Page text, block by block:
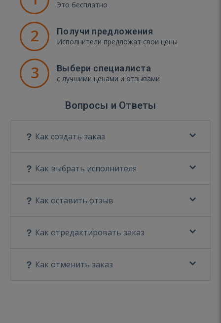
Это бесплатно
2 Получи предложения
Исполнители предложат свои цены
3 Выбери специалиста
с лучшими ценами и отзывами
Вопросы и Ответы
Как создать заказ
Как выбрать исполнителя
Как оставить отзыв
Как отредактировать заказ
Как отменить заказ